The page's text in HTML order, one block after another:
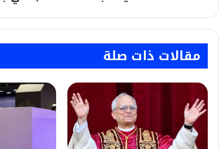
بكين
مقالات ذات صلة